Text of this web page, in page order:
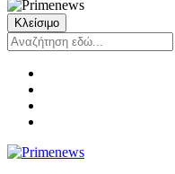
Κλείσιμο